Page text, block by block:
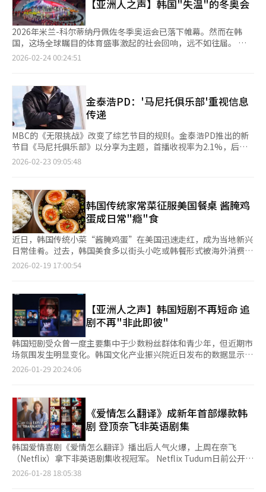
【亚洲人之声】韩国"失温"的冬奥会
2026年米兰-科尔蒂纳丹佩佐冬季奥运会已落下帷幕。然而在韩
国，这场全球瞩目的体育盛事激起的社会回响，远不如往届。 曾
几何时，奥运赛季是韩国社会共振的节点。街头的欢呼、深夜全家
餐厅未见人潮，外卖平台订单量也未现峰值。“奥运经济”的齿
轮，这次几乎没有转动。 本届赛事由韩国电视台JTBC独家播出，
KBS、MBC、SBS三大传统电视台均未获得转播权。这种独播模式
早在开赛前，就将大量潜在观众拒之门外。雪上加霜的是，韩国与
意大利存在8小时时差，多数核心赛事集中在本地时间凌晨播出。
对普通上班族和学生而言，熬夜观赛的成本过高。 历届奥运期
间，韩国餐饮、零售与外卖平台通常会出现阶段性销售高峰。但据
业内人士透露，今年相关联动几乎付之阙如。旅游业方面，赴意大
要来自运动员团组的集中出行，而非普通民众的出游需求。 然
而，若将一切归因于转播权与时差，未免失之简单。韩国社会当下
的经济压力与疲惫感，同样在无声中消解着公众对集体狂欢的欲
望。当个体生活的重量已足够沉重，一场远在欧洲的冰雪赛事，便
难以成为情绪的出口。同时，年轻一代习惯在社交平台捕捉赛事精
华，而非坐在电视机前追完整场直播，这次平台分散难以形成往日
那种全民共鸣的声浪。 综合来看，媒体独占、收视门槛、时差壁
垒与冷却的社会情绪，在本届冬奥会中形成叠加效应。曾属于全民
2026-02-24 00:24:51
金泰浩PD：'马尼托俱乐部'重视信息
传递
MBC的《无限挑战》改变了综艺节目的规则。金泰浩PD推出的新
节目《马尼托俱乐部》以分享为主题，首播收视率为2.1%，后降
至1.6%。金PD表示：“我们不追求高收视率，而是希望传递分享
在周日晚播出，金PD计划调整节奏和内容，以适应观众需求。 节
目以“礼物”为起点，第一季嘉宾包括Jennie、德克斯、秋成勋
等。第二季则以“手工制作”为主题，嘉宾有高允贞、郑海仁等。
金PD表示：“我们希望通过手工制作展现真诚。” 金PD解释了为
何选择熟悉的嘉宾：“熟悉的嘉宾能带来经验和化学反应。”他还
提到节目采用分期制，以便探索不同形式的内容。 金PD认为观众
反馈对节目发展至关重要：“观众是我们的‘大股东’，他们的意
见能帮助我们改进节目。” 金PD成立的TEO公司已有5年，他希
的‘时代’，就像‘黑白厨师’开启了料理节目的新时代。” ※
本报道经人工智能（AI）系统翻译与编辑。
2026-02-23 09:05:48
韩国传统家常菜征服美国餐桌 酱腌鸡
蛋成日常"瘾"食
近日，韩国传统小菜“酱腌鸡蛋”在美国迅速走红，成为当地新兴
日常佳肴。过去，韩国美食多以街头小吃或韩餐形式被海外消费者
认知，如今逐步融入美国家庭的日常饮食餐桌。 近期，美国各大
的腌料中，冷藏四小时即可食用。由于步骤简单、成功率高，即便
是烹饪新手也能轻松上手，成为其迅速走红的重要原因。在美国，
酱腌鸡蛋被称为“Mayak Egg”，“Mayak”源自韩语“毒药”的
发音，意味着吃上一口便会上瘾。 此前，《纽约时报》《华盛顿
邮报》等主流媒体介绍过酱腌鸡蛋的制作方法，近来，相关搜索量
与话题热度再次显著上升。在以年轻用户为主的 Instagram 和
TikTok 平台上，部分酱腌鸡蛋食谱视频播放量已突破数十万次。
业界分析指出，酱腌鸡蛋的流行反映出韩国美食在海外消费结构上
菜包饭、韩式烤牛肉、炸鸡等标志性菜品。自2020年起，随着韩
国街头小吃文化兴起，辣炒年糕进入美国大型超市的冷冻食品区，
紫菜包饭也以“韩式寿司”之名实现本土化销售。此外，结合炸鸡
与啤酒的“炸啤”文化，也借助韩剧与综艺的传播，迅速渗透至美
国的体育酒吧与餐车市场。这类菜品多以外食或即食形式被消费，
对提升韩国美食的国际知名度起到了关键作用。 相比之下，酱腌
鸡蛋的走红则得益于极简的制作流程。与工序复杂的紫菜包饭、韩
式拌饭、烤牛肉等传统韩餐相比，酱腌鸡蛋无需开火、失败率低，
2026-02-19 17:00:54
【亚洲人之声】韩国短剧不再短命 追
剧不再"非此即彼"
韩国短剧受众曾一度主要集中于少数粉丝群体和青少年，但近期市
场氛围发生明显变化。韩国文化产业振兴院近日发布的数据显示，
50多岁人群中有64%、60多岁人群中56%经常观看短剧。随着观
为继电视剧、综艺节目之后的新型内容形态。短剧的特点为情节更
为紧凑、反转更为频繁，从而使用户“上瘾”。 中国是最早实现
短剧商业化的国家。过去几年，短剧在中国完成了从流量试水到稳
定变现的跨越，围绕知识产权（IP）开发、付费模式和平台生态形
成了较为完整的产业链。顺应这一趋势，韩国相关制作公司开始加
快布局本土市场，主动引进和孵化短剧IP，尝试以更高质量的制作
与演员阵容，缩小与中国市场之间的差距。 同时，韩国长视频行
业依旧保持强劲竞争力。Netflix Tudum日前公开的奈飞节目收视
2026-01-29 20:24:06
《爱情怎么翻译》成新年首部爆款韩
剧 登顶奈飞非英语剧集
韩国爱情喜剧《爱情怎么翻译》播出后人气火爆，上周在奈飞
（Netflix）拿下非英语剧集收视冠军。 Netflix Tudum日前公开的
奈飞节目收视统计显示，本月19日至25日，《爱情怎么翻译》累
2026-01-28 18:05:38